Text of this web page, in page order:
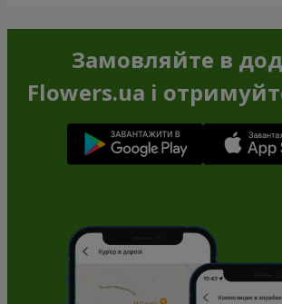
Замовляйте в
Flowers.ua і